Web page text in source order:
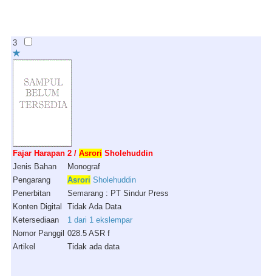
3
Fajar Harapan 2 / Asrori Sholehuddin
Jenis Bahan
Monograf
Pengarang
Asrori Sholehuddin
Penerbitan
Semarang : PT Sindur Press
Konten Digital
Tidak Ada Data
Ketersediaan
1 dari 1 ekslempar
Nomor Panggil 028.5 ASR f
Artikel
Tidak ada data